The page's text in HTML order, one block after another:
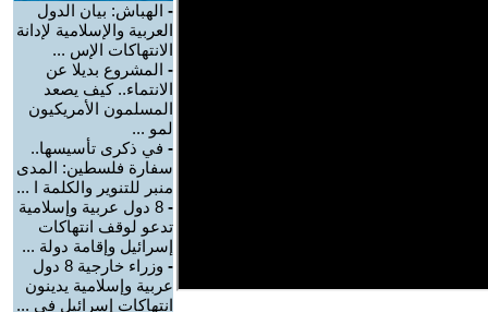
- الهباش: بيان الدول
العربية والإسلامية لإدانة
الانتهاكات الإس ...
- المشروع بديلا عن
الانتماء.. كيف يصعد
المسلمون الأمريكيون
لمو ...
- في ذكرى تأسيسها..
سفارة فلسطين: المدى
منبر للتنوير والكلمة ا ...
-
8 دول عربية وإسلامية
تدعو لوقف انتهاكات
إسرائيل وإقامة دولة ...
-
وزراء خارجية 8 دول
عربية وإسلامية يدينون
انتهاكات إسرائيل في ...